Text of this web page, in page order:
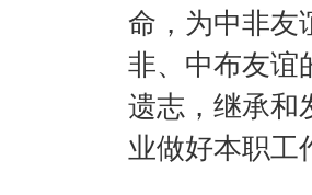
命，为中非友
非、中布友谊
遗志，继承和
业做好本职工